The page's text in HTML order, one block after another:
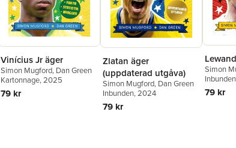
Vinícius Jr äger
Simon Mugford, Dan Green
Kartonnage, 2025
79 kr
Zlatan äger
(uppdaterad utgåva)
Simon Mugford, Dan Green
Inbunden, 2024
79 kr
Simon
Inbunden
79 kr